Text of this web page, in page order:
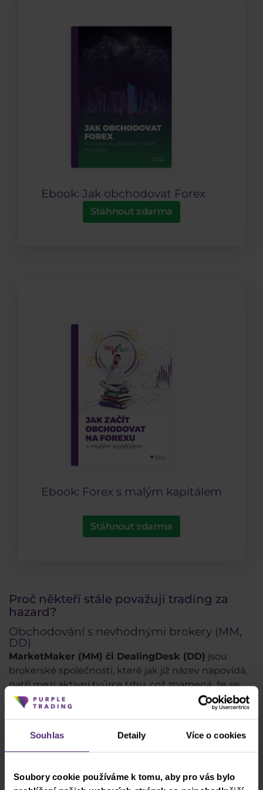
Souhlas Detaily Více o cookies
Soubory cookie používáme k tomu, aby pro vás bylo
Ebook: Jak obchodovat Forex
Stáhnout zdarma
Ebook: Forex s malým kapitálem
Stáhnout zdarma
Proč někteří stále považují trading za
hazard?
Obchodování s nevhodnými brokery (MM,
DD)
MarketMaker (MM) či DealingDesk (DD) jsou
brokerské společnosti, které jak již název napovídá,
patří mezi aktivní tvůrce trhu, což znamená, že se
tyto brokerské společnosti
běžně stávají
protistranou
v případě obchodních pozic, které jsou
obchodník vydělává, tak tito brokeři naopak
ztrácí. Toto pak často vede DD a MM brokery
obchodníci nakonec bohužel nabývají domnění, že